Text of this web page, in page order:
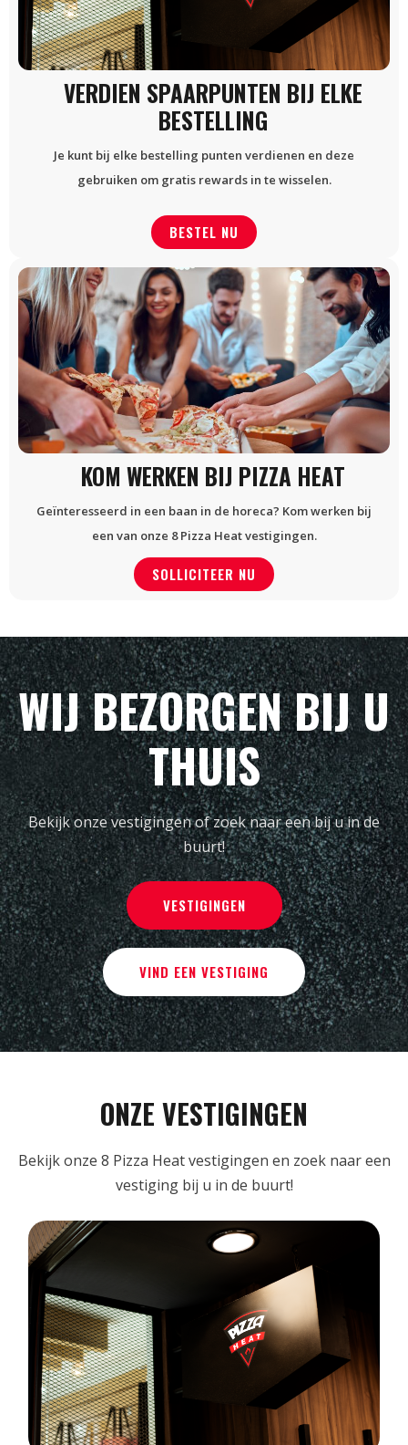
VERDIEN SPAARPUNTEN BIJ ELKE
BESTELLING
Je kunt bij elke bestelling punten verdienen en deze
gebruiken om gratis rewards in te wisselen.
BESTEL NU
KOM WERKEN BIJ PIZZA HEAT
Geïnteresseerd in een baan in de horeca? Kom werken bij
een van onze 8 Pizza Heat vestigingen.
SOLLICITEER NU
WIJ BEZORGEN BIJ U
THUIS
Bekijk onze vestigingen of zoek naar een bij u in de
buurt!
VESTIGINGEN
VIND EEN VESTIGING
ONZE VESTIGINGEN
Bekijk onze 8 Pizza Heat vestigingen en zoek naar een
vestiging bij u in de buurt!